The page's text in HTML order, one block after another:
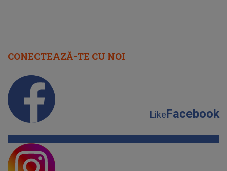
CONECTEAZĂ-TE CU NOI
LikeFacebook